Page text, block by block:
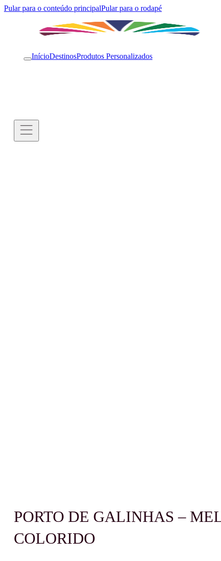
Pular para o conteúdo principalPular para o rodapé
InícioDestinosProdutos Personalizados
PORTO DE GALINHAS –
COLORIDO